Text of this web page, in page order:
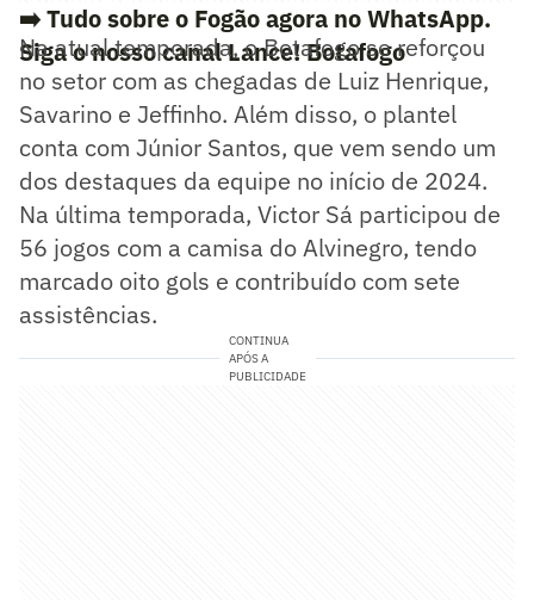
➡️ Tudo sobre o Fogão agora no WhatsApp.
Siga o nosso canal Lance! Botafogo
Na atual temporada, o Botafogo se reforçou
no setor com as chegadas de Luiz Henrique,
Savarino e Jeffinho. Além disso, o plantel
conta com Júnior Santos, que vem sendo um
dos destaques da equipe no início de 2024.
Na última temporada, Victor Sá participou de
56 jogos com a camisa do Alvinegro, tendo
marcado oito gols e contribuído com sete
assistências.
CONTINUA
APÓS A
PUBLICIDADE